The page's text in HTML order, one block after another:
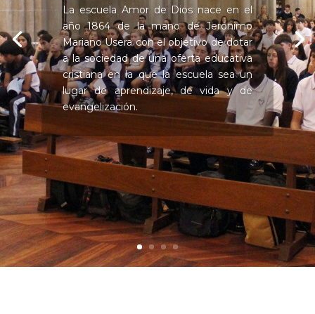
La escuela Amor de Dios nace en el
año 1864 de la mano de Jerónimo
Mariano Usera con el objetivo de dotar
a la sociedad de una oferta educativa
cristiana en la que la escuela sea un
lugar de aprendizaje, de vida y de
evangelización.